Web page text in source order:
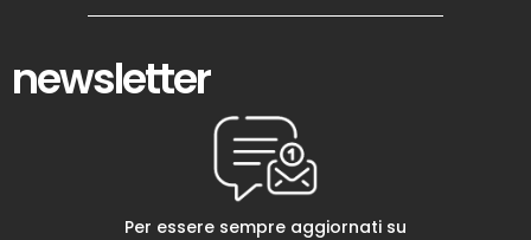
newsletter
Per essere sempre aggiornati su